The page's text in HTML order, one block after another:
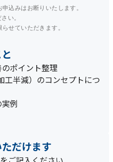
込みはお断りいたします。
い。
せていただきます。
ポイント整理
工半減）のコンセプトにつ
例
だけます